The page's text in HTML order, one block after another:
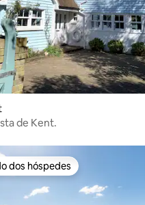
de Kent.
preferidos dos hóspedes
dos hóspedes